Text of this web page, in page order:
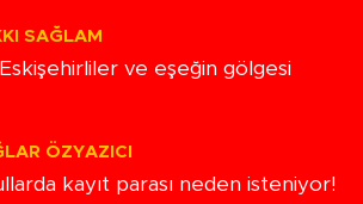
SAĞLAM
ve eşeğin gölgesi
ÖZYAZICI
kayıt parası neden isteniyor!